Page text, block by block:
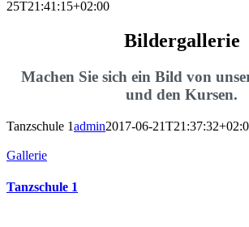
25T21:41:15+02:00
Bildergallerie
Machen Sie sich ein Bild von
und den Kursen.
Tanzschule 1admin2017-06-
Gallerie
Tanzschule 1